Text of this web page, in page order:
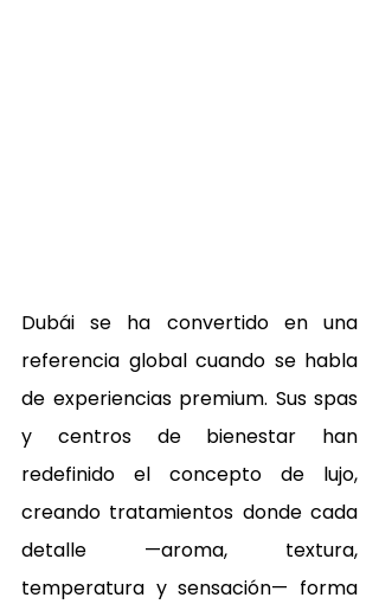
Dubái se ha convertido en una
referencia global cuando se habla
de experiencias premium. Sus spas
y centros de bienestar han
redefinido el concepto de lujo,
creando tratamientos donde cada
detalle —aroma, textura,
temperatura y sensación— forma